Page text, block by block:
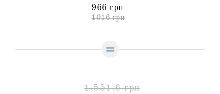
966 грн
1016 грн
1,551.6 грн